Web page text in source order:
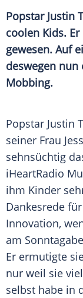
Popstar Justin
coolen Kids.
gewesen. Auf
deswegen nun
Mobbing.
Popstar Justin
seiner Frau
sehnsüchtig
iHeartRadio
ihm Kinder
Dankesrede
Innovation,
am
Er ermutigte
nur weil sie
selbst habe in